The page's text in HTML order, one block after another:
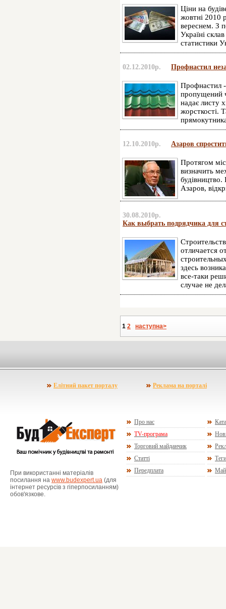
Ціни на
жовтні 2010
вереснем. З
Україні
статистики
02.12.2010р. Профнастил
Профнастил -
пропущений
надає листу
жорсткості.
12.10.2010р. Азаров
Протягом
визначить
Азаров,
30.08.2010р.
Как выбрать подрядчика для
отличается
здесь
все-таки
случае не
1 2 наступна>
Елітний пакет порталу Реклама на порталі
При використанні матеріалів
посилання на www.budexpert.ua (для
інтернет ресурсів з гіперпосиланням)
обов'язкове.
Про нас
TV-програма
Торговий майданчик
Статті
Теги
Передплата